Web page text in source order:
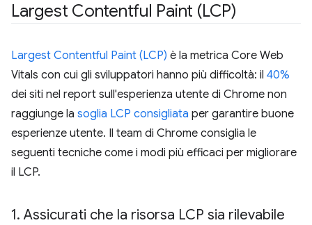
Largest Contentful Paint (LCP)
Largest Contentful Paint (LCP) è la metrica Core Web
Vitals con cui gli sviluppatori hanno più difficoltà: il 40%
dei siti nel report sull'esperienza utente di Chrome non
raggiunge la soglia LCP consigliata per garantire buone
esperienze utente. Il team di Chrome consiglia le
seguenti tecniche come i modi più efficaci per migliorare
il LCP.
1. Assicurati che la risorsa LCP sia rilevabile